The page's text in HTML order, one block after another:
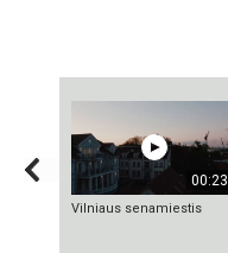
00:23
Vilniaus senamiestis